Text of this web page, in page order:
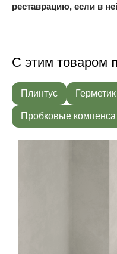
реставрацию, если в
С этим товаром
Плинтус
Пробковые